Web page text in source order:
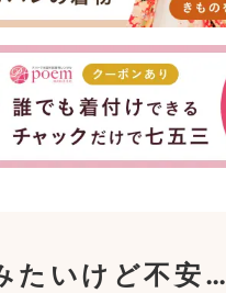
たいけど不安…